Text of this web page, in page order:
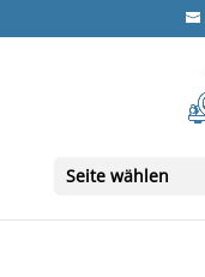
Seite wählen